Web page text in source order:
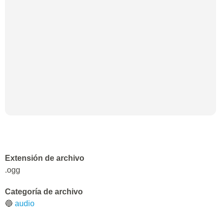
Extensión de archivo
.ogg
Categoría de archivo
🔵 audio